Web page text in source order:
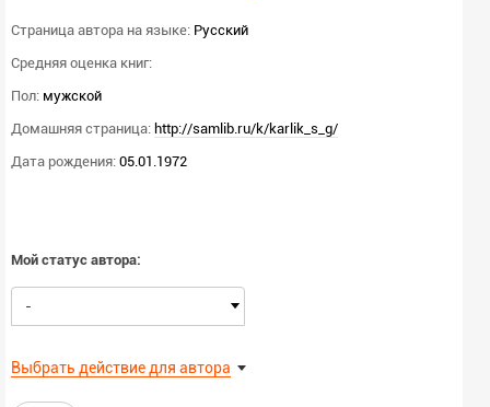
Страница автора на языке: Русский
Средняя оценка книг:
Пол: мужской
Домашняя страница: http://samlib.ru/k/karlik_s_g/
Дата рождения: 05.01.1972
Мой статус автора:
-
Выбрать действие для автора